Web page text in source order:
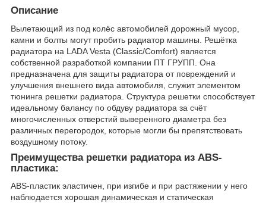
Описание
Вылетающий из под колёс автомобилей дорожный мусор,
камни и болты могут пробить радиатор машины. Решётка
радиатора на LADA Vesta (Classic/Comfort) является
собственной разработкой компании ПТ ГРУПП. Она
предназначена для защиты радиатора от повреждений и
улучшения внешнего вида автомобиля, служит элементом
тюнинга решетки радиатора. Структура решетки способствует
идеальному балансу по обдуву радиатора за счёт
многочисленных отверстий выверенного диаметра без
различных перегородок, которые могли бы препятствовать
воздушному потоку.
Преимущества решетки радиатора из ABS-
пластика:
ABS-пластик эластичен, при изгибе и при растяжении у него
наблюдается хорошая динамическая и статическая